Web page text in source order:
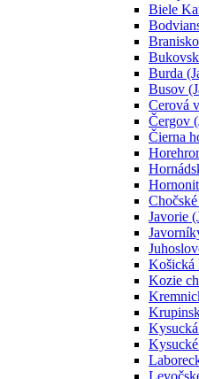
Biele
Burda
Busov
Cerová
Čergov
Čierna
Javorie
Košická
Kozie